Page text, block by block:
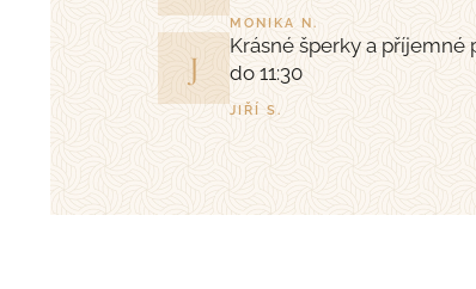
MONIKA N.
J
Krásné šperky a příjemné
do 11:30
JIŘÍ S.